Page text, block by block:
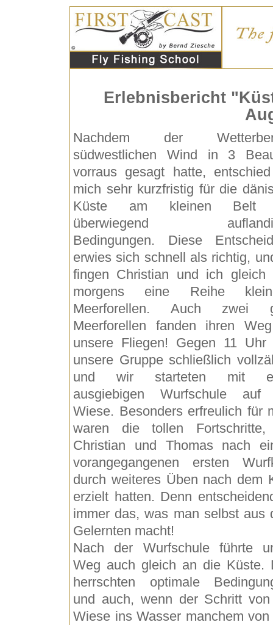
Erlebnisbericht
Nachdem der
südwestlichen Wind in 3
vorraus gesagt hatte,
mich sehr kurzfristig für die
Küste am kleinen Belt
überwiegend
Bedingungen. Diese
erwies sich schnell als richtig,
fingen Christian und ich gleich
morgens eine Reihe
Meerforellen. Auch zwei
Meerforellen fanden ihren
unsere Fliegen! Gegen 11 Uhr
unsere Gruppe schließlich
und wir starteten mit
ausgiebigen Wurfschule auf
Wiese. Besonders erfreulich für
waren die tollen
Christian und Thomas nach
vorangegangenen ersten
durch weiteres Üben nach dem
erzielt hatten. Denn
immer das, was man selbst aus
Gelernten macht!
Nach der Wurfschule führte
Weg auch gleich an die Küste.
herrschten optimale
und auch, wenn der Schritt
Wiese ins Wasser manchem